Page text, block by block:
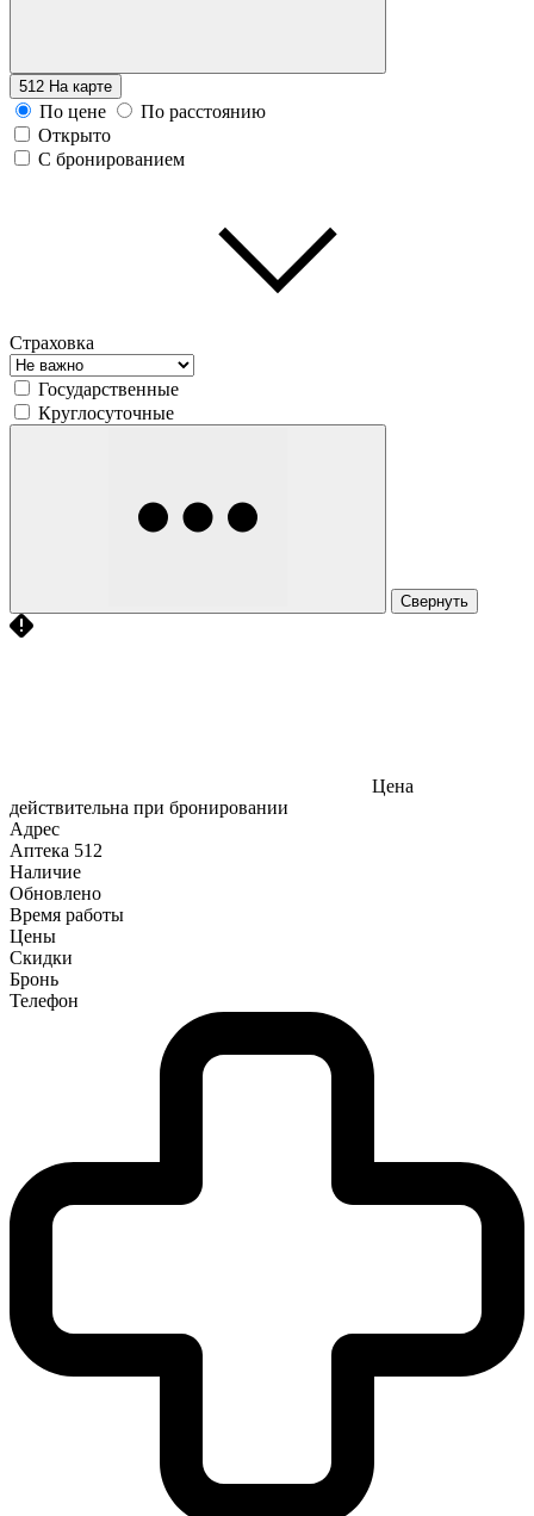
512 На карте
По цене
По расстоянию
Открыто
С бронированием
Страховка
Государственные
Круглосуточные
Свернуть
Цена
действительна при бронировании
Адрес
Аптека 512
Наличие
Обновлено
Время работы
Цены
Скидки
Бронь
Телефон